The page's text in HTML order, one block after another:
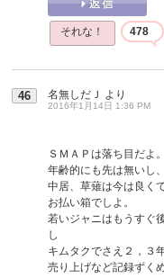
それな！ 478
46 名無しだＪ より
2016年1月14日 1:36 PM
ＳＭＡＰは落ち目だよ。
年齢的にも先は無いし
中居、草薙は今は良く
お払い箱でしよ。
若いジャニはもうすぐ
し
キムタクでさえ２，３
売り上げなど記録ずく